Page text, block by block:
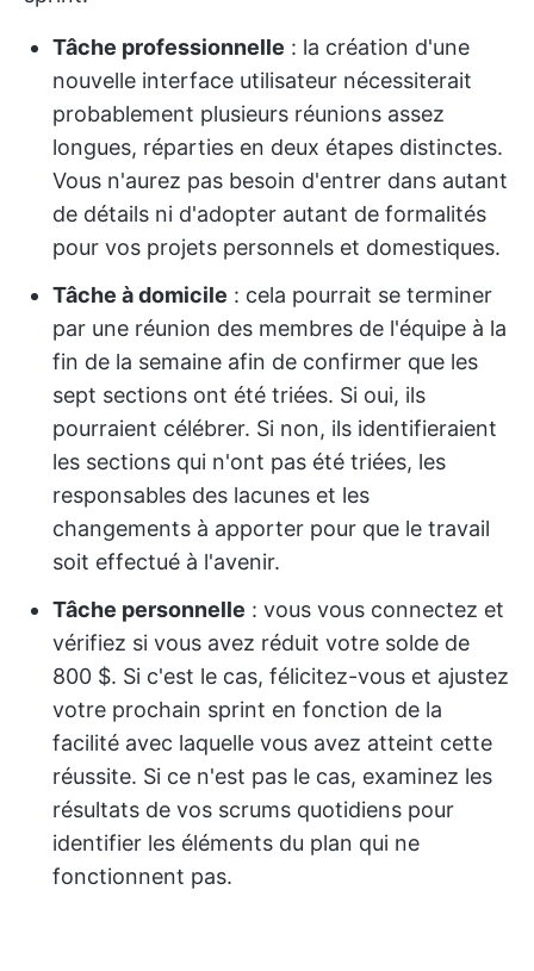
Tâche professionnelle : la création d'une
nouvelle interface utilisateur nécessiterait
probablement plusieurs réunions assez
longues, réparties en deux étapes distinctes.
Vous n'aurez pas besoin d'entrer dans autant
de détails ni d'adopter autant de formalités
pour vos projets personnels et domestiques.
Tâche à domicile : cela pourrait se terminer
par une réunion des membres de l'équipe à la
fin de la semaine afin de confirmer que les
sept sections ont été triées. Si oui, ils
pourraient célébrer. Si non, ils identifieraient
les sections qui n'ont pas été triées, les
responsables des lacunes et les
changements à apporter pour que le travail
soit effectué à l'avenir.
Tâche personnelle : vous vous connectez et
vérifiez si vous avez réduit votre solde de
800 $. Si c'est le cas, félicitez-vous et ajustez
votre prochain sprint en fonction de la
facilité avec laquelle vous avez atteint cette
réussite. Si ce n'est pas le cas, examinez les
résultats de vos scrums quotidiens pour
identifier les éléments du plan qui ne
fonctionnent pas.